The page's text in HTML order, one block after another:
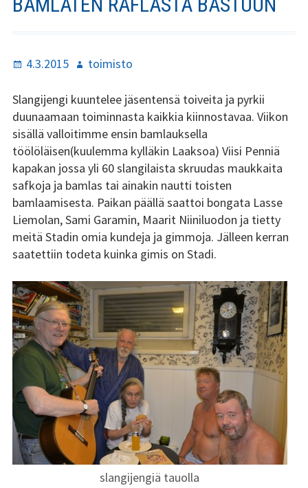
Stadin Slangi ry:n säännöt
Historia
Toiminta
Tsilari
Mediakortti
Tsilari 2021
Tsilari 2019
Tsilari 2018
Tsilari 2017
Tsilari 2016
Tsilari 2015
Tsilari 2014
Julkaistu
4.3.2015 Kirjoittaja
toimisto
Slangijengi kuuntelee jäsentensä toiveita ja pyrkii
duunaamaan toiminnasta kaikkia kiinnostavaa. Viikon
sisällä valloitimme ensin bamlauksella
töölöläisen(kuulemma kylläkin Laaksoa) Viisi Penniä
kapakan jossa yli 60 slangilaista skruudas maukkaita
safkoja ja bamlas tai ainakin nautti toisten
bamlaamisesta. Paikan päällä saattoi bongata Lasse
Liemolan, Sami Garamin, Maarit Niiniluodon ja tietty
meitä Stadin omia kundeja ja gimmoja. Jälleen kerran
saatettiin todeta kuinka gimis on Stadi.
slangijengiä tauolla